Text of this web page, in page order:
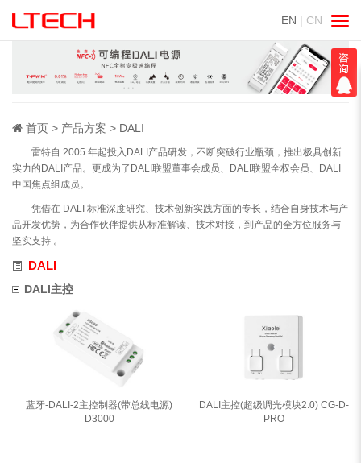
EN | CN
切
换
导
航
首页 产品方案 DALI
雷特自 2005 年起投入DALI产品研发，不断突破行业瓶颈，推出极具创新
实力的DALI产品。更成为了DALI联盟董事会成员、DALI联盟全权会员、DALI
中国焦点组成员。
凭借在 DALI 标准深度研究、技术创新实践方面的专长，结合自身技术与产
品开发优势，为合作伙伴提供从标准解读、技术对接，到产品的全方位服务与
坚实支持 。
DALI
DALI主控
蓝牙-DALI-2主控制器(带总线电源)
D3000
DALI主控(超级调光模块2.0) CG-D-
PRO